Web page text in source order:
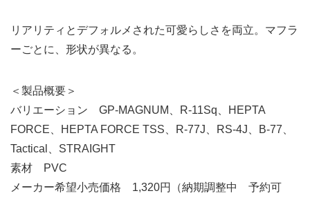
リアリティとデフォルメされた可愛らしさを両立。マフラ
ーごとに、形状が異なる。
＜製品概要＞
バリエーション GP-MAGNUM、R-11Sq、HEPTA
FORCE、HEPTA FORCE TSS、R-77J、RS-4J、B-77、
Tactical、STRAIGHT
素材 PVC
メーカー希望小売価格 1,320円（納期調整中 予約可